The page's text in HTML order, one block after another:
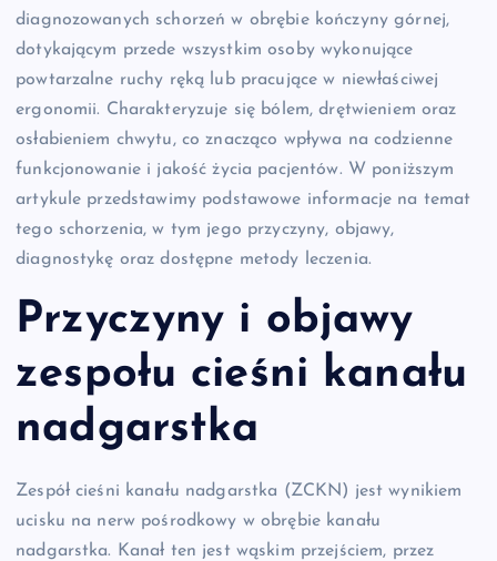
diagnozowanych schorzeń w obrębie kończyny górnej,
dotykającym przede wszystkim osoby wykonujące
powtarzalne ruchy ręką lub pracujące w niewłaściwej
ergonomii. Charakteryzuje się bólem, drętwieniem oraz
osłabieniem chwytu, co znacząco wpływa na codzienne
funkcjonowanie i jakość życia pacjentów. W poniższym
artykule przedstawimy podstawowe informacje na temat
tego schorzenia, w tym jego przyczyny, objawy,
diagnostykę oraz dostępne metody leczenia.
Przyczyny i objawy
zespołu cieśni kanału
nadgarstka
Zespół cieśni kanału nadgarstka (ZCKN) jest wynikiem
ucisku na nerw pośrodkowy w obrębie kanału
nadgarstka. Kanał ten jest wąskim przejściem, przez